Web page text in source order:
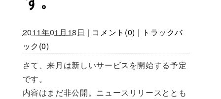
2011年01月18日 | コメント(0) | トラックバ
ック(0)
さて、来月は新しいサービスを開始する予定
です。
内容はまだ非公開。ニュースリリースととも